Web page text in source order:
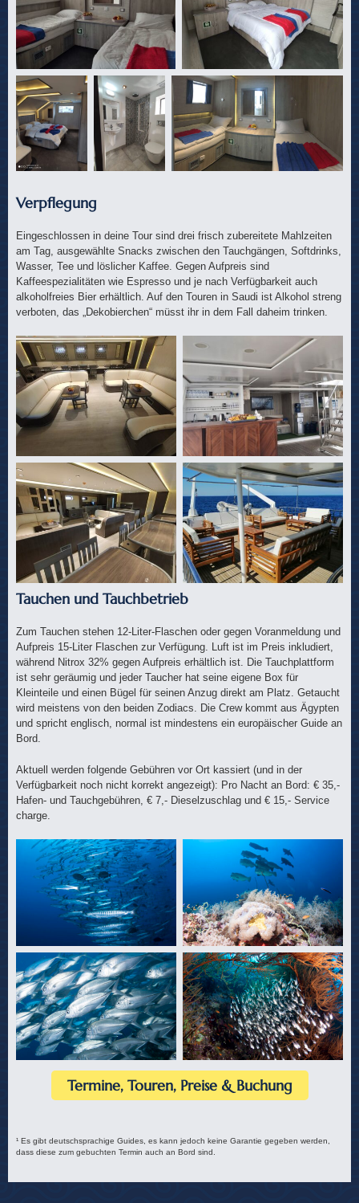
Verpflegung
Eingeschlossen in deine Tour sind drei frisch zubereitete Mahlzeiten
am Tag, ausgewählte Snacks zwischen den Tauchgängen, Softdrinks,
Wasser, Tee und löslicher Kaffee. Gegen Aufpreis sind
Kaffeespezialitäten wie Espresso und je nach Verfügbarkeit auch
alkoholfreies Bier erhältlich. Auf den Touren in Saudi ist Alkohol streng
verboten, das „Dekobierchen“ müsst ihr in dem Fall daheim trinken.
Tauchen und Tauchbetrieb
Zum Tauchen stehen 12-Liter-Flaschen oder gegen Voranmeldung und
Aufpreis 15-Liter Flaschen zur Verfügung. Luft ist im Preis inkludiert,
während Nitrox 32% gegen Aufpreis erhältlich ist. Die Tauchplattform
ist sehr geräumig und jeder Taucher hat seine eigene Box für
Kleinteile und einen Bügel für seinen Anzug direkt am Platz. Getaucht
wird meistens von den beiden Zodiacs. Die Crew kommt aus Ägypten
und spricht englisch, normal ist mindestens ein europäischer Guide an
Bord.
Aktuell werden folgende Gebühren vor Ort kassiert (und in der
Verfügbarkeit noch nicht korrekt angezeigt): Pro Nacht an Bord: € 35,-
Hafen- und Tauchgebühren, € 7,- Dieselzuschlag und € 15,- Service
charge.
Termine, Touren, Preise & Buchung
¹ Es gibt deutschsprachige Guides, es kann jedoch keine Garantie gegeben werden,
dass diese zum gebuchten Termin auch an Bord sind.